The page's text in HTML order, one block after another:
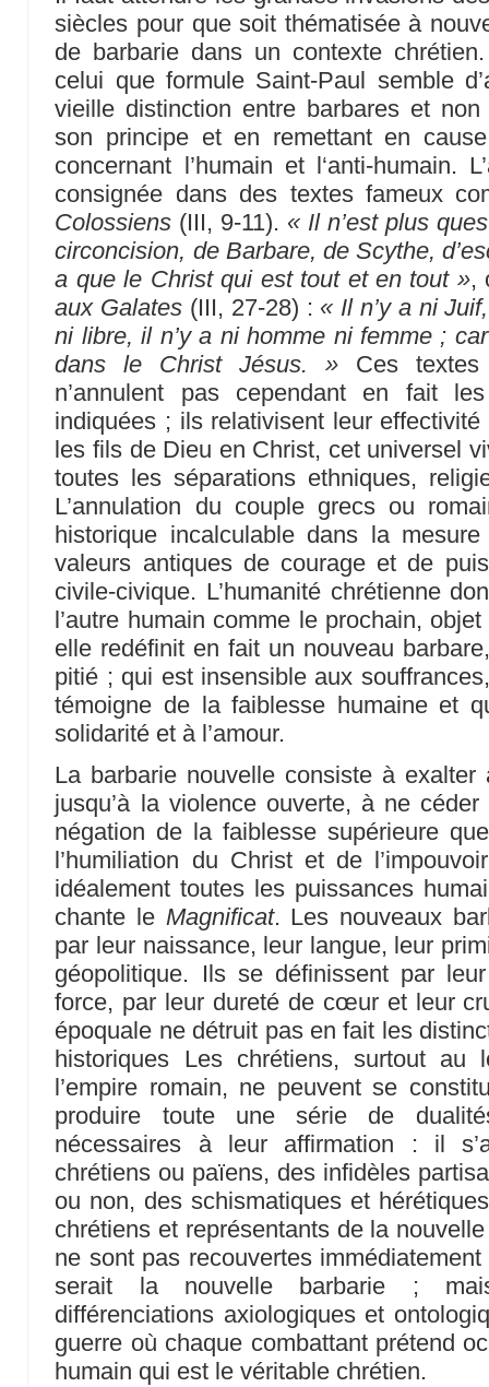
siècles pour que soit thématisée à
de barbarie dans un contexte
celui que formule Saint-Paul semble
vieille distinction entre barbares et non
son principe et en remettant en
concernant l’humain et l‘anti-humain.
consignée dans des textes fameux
Colossiens (III, 9-11). « Il n’est plus
circoncision, de Barbare, de Scythe,
a que le Christ qui est tout et en tout »,
aux Galates (III, 27-28) : « Il n’y a ni
ni libre, il n’y a ni homme ni femme ;
dans le Christ Jésus. » Ces textes
n’annulent pas cependant en fait
indiquées ; ils relativisent leur
les fils de Dieu en Christ, cet universel
toutes les séparations ethniques,
L’annulation du couple grecs ou
historique incalculable dans la
valeurs antiques de courage et de
civile-civique. L’humanité chrétienne
l’autre humain comme le prochain,
elle redéfinit en fait un nouveau
pitié ; qui est insensible aux
témoigne de la faiblesse humaine et
solidarité et à l’amour.
La barbarie nouvelle consiste à
jusqu’à la violence ouverte, à ne
négation de la faiblesse supérieure
l’humiliation du Christ et de
idéalement toutes les puissances
chante le Magnificat. Les nouveaux
par leur naissance, leur langue, leur
géopolitique. Ils se définissent par
force, par leur dureté de cœur et leur
époquale ne détruit pas en fait les
historiques Les chrétiens, surtout au
l’empire romain, ne peuvent se
produire toute une série de
nécessaires à leur affirmation : il
chrétiens ou païens, des infidèles
ou non, des schismatiques et
chrétiens et représentants de la
ne sont pas recouvertes
serait la nouvelle barbarie ;
différenciations axiologiques et
guerre où chaque combattant prétend
humain qui est le véritable chrétien.